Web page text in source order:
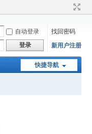
自动登录
找回密码
登录 新用户注册
快捷导航